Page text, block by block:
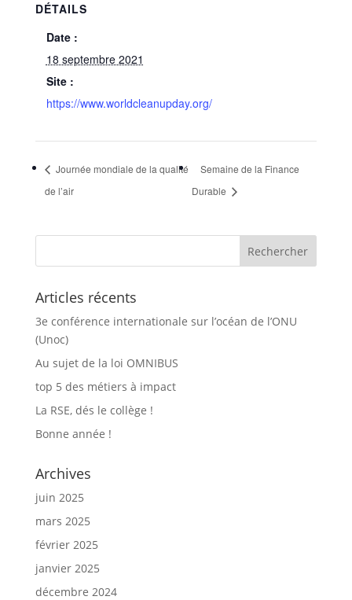
DÉTAILS
Date :
18 septembre 2021
Site :
https://www.worldcleanupday.org/
Journée mondiale de la qualité
de l’air
Semaine de la Finance
Durable
Articles récents
3e conférence internationale sur l’océan de l’ONU
(Unoc)
Au sujet de la loi OMNIBUS
top 5 des métiers à impact
La RSE, dés le collège !
Bonne année !
Archives
juin 2025
mars 2025
février 2025
janvier 2025
décembre 2024